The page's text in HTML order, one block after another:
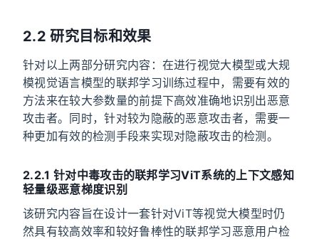
2.2 研究目标和效果
针对以上两部分研究内容：在进行视觉大模型或大规
模视觉语言模型的联邦学习训练过程中，需要有效的
方法来在较大参数量的前提下高效准确地识别出恶意
攻击者。同时，针对较为隐蔽的恶意攻击者，需要一
种更加有效的检测手段来实现对隐蔽攻击的检测。
2.2.1 针对中毒攻击的联邦学习ViT系统的上下文感知
轻量级恶意梯度识别
该研究内容旨在设计一套针对ViT等视觉大模型时仍
然具有较高效率和较好鲁棒性的联邦学习恶意用户检